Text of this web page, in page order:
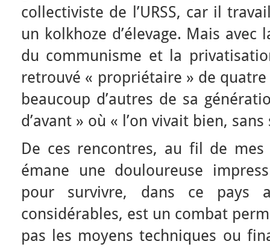
collectiviste de l’URSS, car il
un kolkhoze d’élevage. Mais avec
du communisme et la
retrouvé « propriétaire » de
beaucoup d’autres de sa
d’avant » où « l’on vivait bien,
De ces rencontres, au fil de mes
émane une douloureuse
pour survivre, dans ce pays
considérables, est un combat
pas les moyens techniques ou